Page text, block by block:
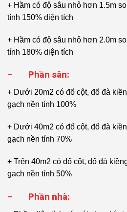
+ Hầm có độ sâu nhỏ hơn 1.5m
tính 150% diện tích
+ Hầm có độ sâu nhỏ hơn 2.0m
tính 180% diện tích
– Phần sân:
+ Dưới 20m2 có đổ cột, đổ đà
gạch nền tính 100%
+ Dưới 40m2 có đổ cột, đổ đà
gạch nền tính 70%
+ Trên 40m2 có đổ cột, đổ đà
gạch nền tính 50%
– Phần nhà: